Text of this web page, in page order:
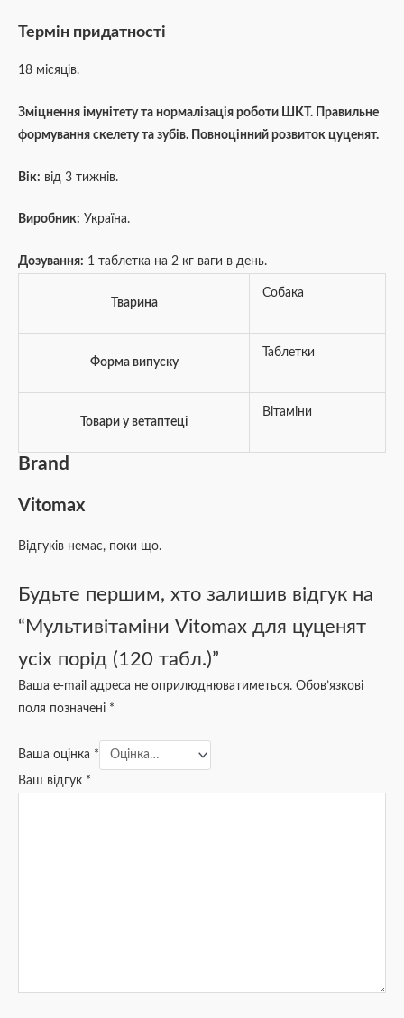
Термін придатності
18 місяців.
Зміцнення імунітету та нормалізація роботи ШКТ. Правильне
формування скелету та зубів. Повноцінний розвиток цуценят.
Вік: від 3 тижнів.
Виробник: Україна.
Дозування: 1 таблетка на 2 кг ваги в день.
Тварина
Собака
Форма випуску
Таблетки
Товари у ветаптеці
Вітаміни
Brand
Vitomax
Відгуків немає, поки що.
Будьте першим, хто залишив відгук на
“Мультивітаміни Vitomax для цуценят
усіх порід (120 табл.)”
Ваша e-mail адреса не оприлюднюватиметься. Обов’язкові
поля позначені *
Ваша оцінка *
Ваш відгук *